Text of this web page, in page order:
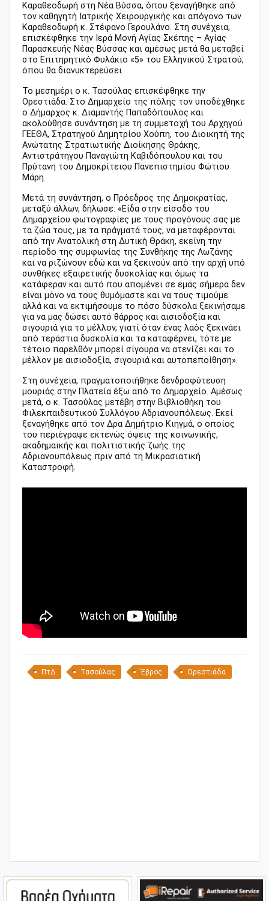
Καραθεοδωρή στη Νέα Βύσσα, όπου ξεναγήθηκε από
τον καθηγητή Ιατρικής Χειρουργικής και απόγονο των
Καραθεοδωρή κ. Στέφανο Γερουλάνο. Στη συνέχεια,
επισκέφθηκε την Ιερά Μονή Αγίας Σκέπης – Αγίας
Παρασκευής Νέας Βύσσας και αμέσως μετά θα μεταβεί
στο Επιτηρητικό Φυλάκιο «5» του Ελληνικού Στρατού,
όπου θα διανυκτερεύσει.
Το μεσημέρι ο κ. Τασούλας επισκέφθηκε την
Ορεστιάδα. Στο Δημαρχείο της πόλης τον υποδέχθηκε
ο Δήμαρχος κ. Διαμαντής Παπαδόπουλος και
ακολούθησε συνάντηση με τη συμμετοχή του Αρχηγού
ΓΕΕΘΑ, Στρατηγού Δημητρίου Χούπη, του Διοικητή της
Ανώτατης Στρατιωτικής Διοίκησης Θράκης,
Αντιστράτηγου Παναγιώτη Καβιδόπουλου και του
Πρύτανη του Δημοκρίτειου Πανεπιστημίου Φώτιου
Μάρη.
Μετά τη συνάντηση, ο Πρόεδρος της Δημοκρατίας,
μεταξύ άλλων, δήλωσε: «Είδα στην είσοδο του
Δημαρχείου φωτογραφίες με τους προγόνους σας με
τα ζώα τους, με τα πράγματά τους, να μεταφέρονται
από την Ανατολική στη Δυτική Θράκη, εκείνη την
περίοδο της συμφωνίας της Συνθήκης της Λωζάνης
και να ριζώνουν εδώ και να ξεκινούν από την αρχή υπό
συνθήκες εξαιρετικής δυσκολίας και όμως τα
κατάφεραν και αυτό που απομένει σε εμάς σήμερα δεν
είναι μόνο να τους θυμόμαστε και να τους τιμούμε
αλλά και να εκτιμήσουμε το πόσο δύσκολα ξεκινήσαμε
για να μας δώσει αυτό θάρρος και αισιοδοξία και
σιγουριά για το μέλλον, γιατί όταν ένας λαός ξεκινάει
από τεράστια δυσκολία και τα καταφέρνει, τότε με
τέτοιο παρελθόν μπορεί σίγουρα να ατενίζει και το
μέλλον με αισιοδοξία, σιγουριά και αυτοπεποίθηση».
Στη συνέχεια, πραγματοποιήθηκε δενδροφύτευση
μουριάς στην Πλατεία έξω από το Δημαρχείο. Αμέσως
μετά, ο κ. Τασούλας μετέβη στην Βιβλιοθήκη του
Φιλεκπαιδευτικού Συλλόγου Αδριανουπόλεως. Εκεί
ξεναγήθηκε από τον Δρα Δημήτριο Κιηγμά, ο οποίος
του περιέγραψε εκτενώς όψεις της κοινωνικής,
ακαδημαϊκής και πολιτιστικής ζωής της
Αδριανουπόλεως πριν από τη Μικρασιατική
Καταστροφή.
ΠτΔ Τασούλας Έβρος Ορεστιάδα